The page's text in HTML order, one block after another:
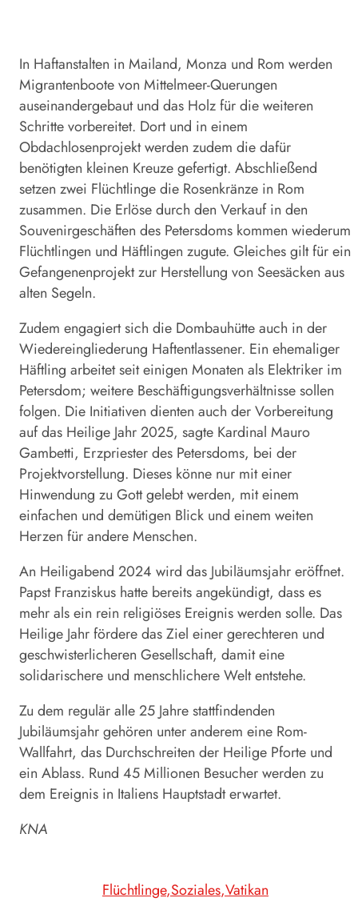
In Haftanstalten in Mailand, Monza und Rom werden
Migrantenboote von Mittelmeer-Querungen
auseinandergebaut und das Holz für die weiteren
Schritte vorbereitet. Dort und in einem
Obdachlosenprojekt werden zudem die dafür
benötigten kleinen Kreuze gefertigt. Abschließend
setzen zwei Flüchtlinge die Rosenkränze in Rom
zusammen. Die Erlöse durch den Verkauf in den
Souvenirgeschäften des Petersdoms kommen wiederum
Flüchtlingen und Häftlingen zugute. Gleiches gilt für ein
Gefangenenprojekt zur Herstellung von Seesäcken aus
alten Segeln.
Zudem engagiert sich die Dombauhütte auch in der
Wiedereingliederung Haftentlassener. Ein ehemaliger
Häftling arbeitet seit einigen Monaten als Elektriker im
Petersdom; weitere Beschäftigungsverhältnisse sollen
folgen. Die Initiativen dienten auch der Vorbereitung
auf das Heilige Jahr 2025, sagte Kardinal Mauro
Gambetti, Erzpriester des Petersdoms, bei der
Projektvorstellung. Dieses könne nur mit einer
Hinwendung zu Gott gelebt werden, mit einem
einfachen und demütigen Blick und einem weiten
Herzen für andere Menschen.
An Heiligabend 2024 wird das Jubiläumsjahr eröffnet.
Papst Franziskus hatte bereits angekündigt, dass es
mehr als ein rein religiöses Ereignis werden solle. Das
Heilige Jahr fördere das Ziel einer gerechteren und
geschwisterlicheren Gesellschaft, damit eine
solidarischere und menschlichere Welt entstehe.
Zu dem regulär alle 25 Jahre stattfindenden
Jubiläumsjahr gehören unter anderem eine Rom-
Wallfahrt, das Durchschreiten der Heilige Pforte und
ein Ablass. Rund 45 Millionen Besucher werden zu
dem Ereignis in Italiens Hauptstadt erwartet.
KNA
Flüchtlinge Soziales Vatikan